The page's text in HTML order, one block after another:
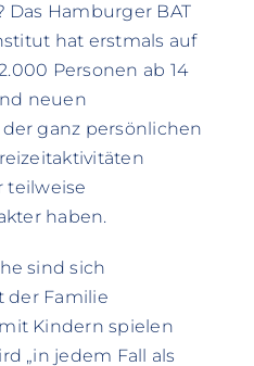
Hamburger BAT
hat erstmals auf
Personen ab 14
neuen
ganz persönlichen
teilweise
haben.
sind sich
der Familie
Kindern spielen
„in jedem Fall als